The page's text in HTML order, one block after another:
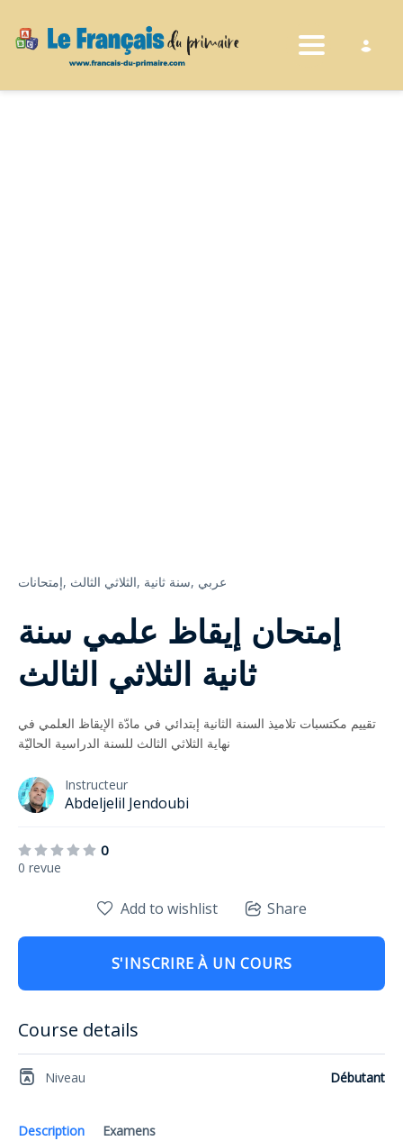
Toggle
إمتحانات, الثلاثي الثالث, سنة ثانية, عربي
إمتحان إيقاظ علمي سنة
ثانية الثلاثي الثالث
تقييم مكتسبات تلاميذ السنة الثانية إبتدائي في مادّة الإيقاظ العلمي في
نهاية الثلاثي الثالث للسنة الدراسية الحاليّة
Instructeur
Abdeljelil Jendoubi
0
0 revue
Description Examens
Add to wishlist Share
S'INSCRIRE À UN COURS
Course details
Niveau Débutant